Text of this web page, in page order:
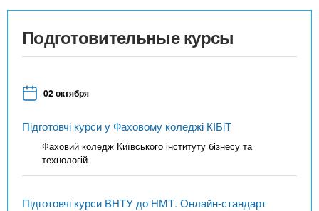
Подготовительные курсы
02 октября
Підготовчі курси у Фаховому коледжі КІБіТ
Фаховий коледж Київського інституту бізнесу та
технологій
Підготовчі курси ВНТУ до НМТ. Онлайн-стандарт